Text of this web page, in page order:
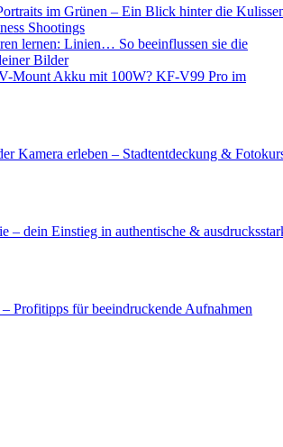
im Grünen – Ein Blick hinter die
Shootings
lernen: Linien… So beeinflussen sie die
Bilder
Mount Akku mit 100W? KF-V99 Pro im
Kamera erleben – Stadtentdeckung &
– dein Einstieg in authentische &
Profitipps für beeindruckende Aufnahmen